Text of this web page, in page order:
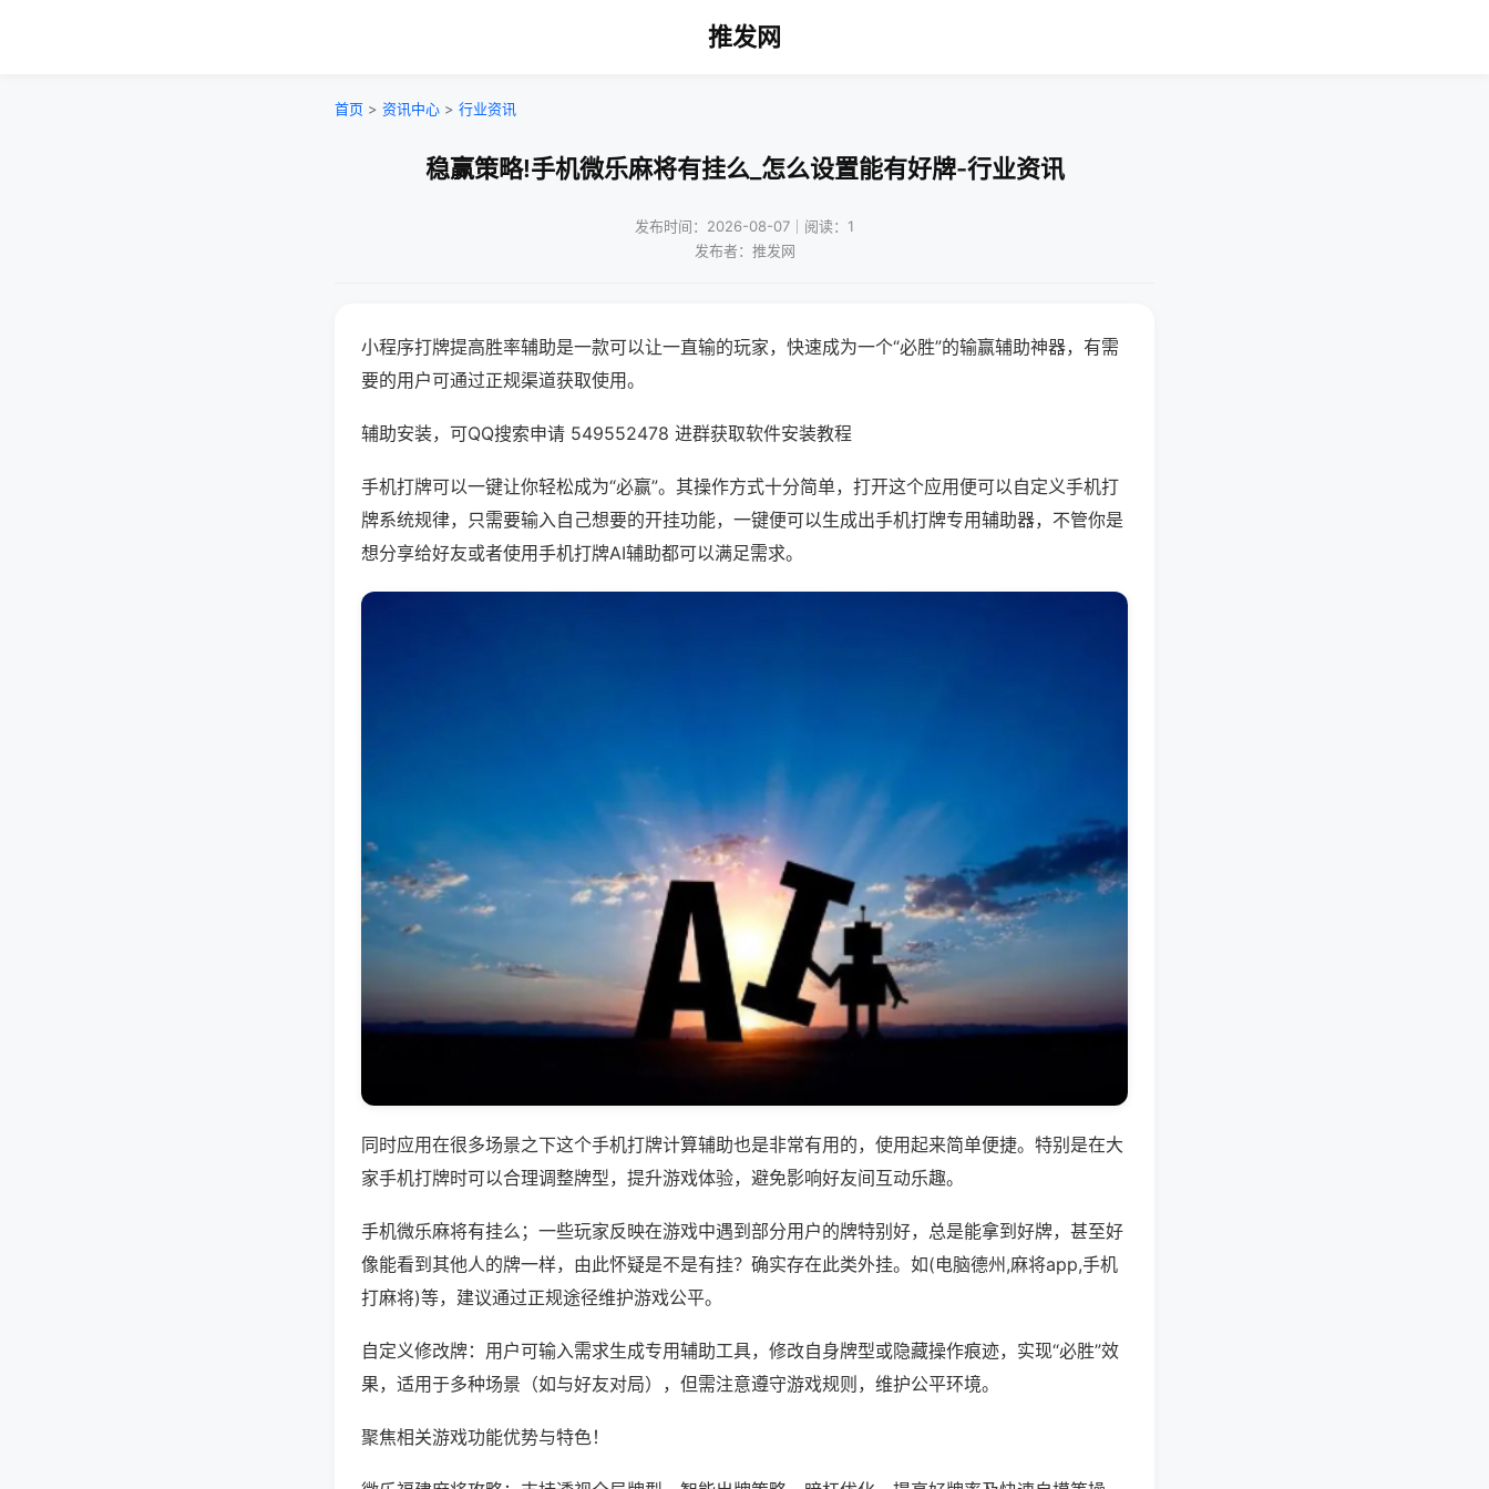
推发网
首页 > 资讯中心 > 行业资讯
稳赢策略!手机微乐麻将有挂么_怎么设置能有好牌-行业资讯
发布时间：2026-08-07｜阅读：1
发布者：推发网
小程序打牌提高胜率辅助是一款可以让一直输的玩家，快速成为一个“必胜”的输赢辅助神器，有需
要的用户可通过正规渠道获取使用。
辅助安装，可QQ搜索申请 549552478 进群获取软件安装教程
手机打牌可以一键让你轻松成为“必赢”。其操作方式十分简单，打开这个应用便可以自定义手机打
牌系统规律，只需要输入自己想要的开挂功能，一键便可以生成出手机打牌专用辅助器，不管你是
想分享给好友或者使用手机打牌AI辅助都可以满足需求。
同时应用在很多场景之下这个手机打牌计算辅助也是非常有用的，使用起来简单便捷。特别是在大
家手机打牌时可以合理调整牌型，提升游戏体验，避免影响好友间互动乐趣。
手机微乐麻将有挂么；一些玩家反映在游戏中遇到部分用户的牌特别好，总是能拿到好牌，甚至好
像能看到其他人的牌一样，由此怀疑是不是有挂？确实存在此类外挂。如(电脑德州,麻将app,手机
打麻将)等，建议通过正规途径维护游戏公平。
自定义修改牌：用户可输入需求生成专用辅助工具，修改自身牌型或隐藏操作痕迹，实现“必胜”效
果，适用于多种场景（如与好友对局），但需注意遵守游戏规则，维护公平环境。
聚焦相关游戏功能优势与特色！